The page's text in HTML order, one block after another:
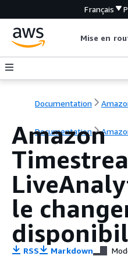
Français
Mise en
Documentation
Documentation
Amazon
le
RSS Markdown